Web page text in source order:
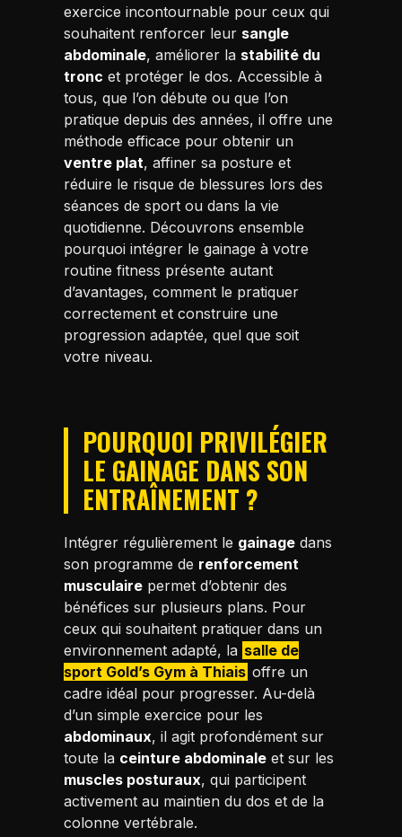
exercice incontournable pour ceux qui
souhaitent renforcer leur sangle
abdominale, améliorer la stabilité du
tronc et protéger le dos. Accessible à
tous, que l’on débute ou que l’on
pratique depuis des années, il offre une
méthode efficace pour obtenir un
ventre plat, affiner sa posture et
réduire le risque de blessures lors des
séances de sport ou dans la vie
quotidienne. Découvrons ensemble
pourquoi intégrer le gainage à votre
routine fitness présente autant
d’avantages, comment le pratiquer
correctement et construire une
progression adaptée, quel que soit
votre niveau.
POURQUOI PRIVILÉGIER
LE GAINAGE DANS SON
ENTRAÎNEMENT ?
Intégrer régulièrement le gainage dans
son programme de renforcement
musculaire permet d’obtenir des
bénéfices sur plusieurs plans. Pour
ceux qui souhaitent pratiquer dans un
environnement adapté, la salle de
sport Gold’s Gym à Thiais offre un
cadre idéal pour progresser. Au-delà
d’un simple exercice pour les
abdominaux, il agit profondément sur
toute la ceinture abdominale et sur les
muscles posturaux, qui participent
activement au maintien du dos et de la
colonne vertébrale.